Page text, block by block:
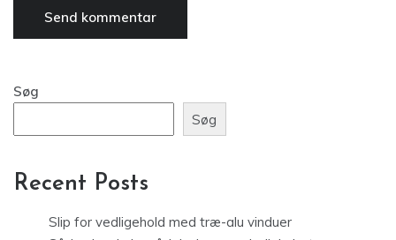
Søg
Søg
Recent Posts
Slip for vedligehold med træ-alu vinduer